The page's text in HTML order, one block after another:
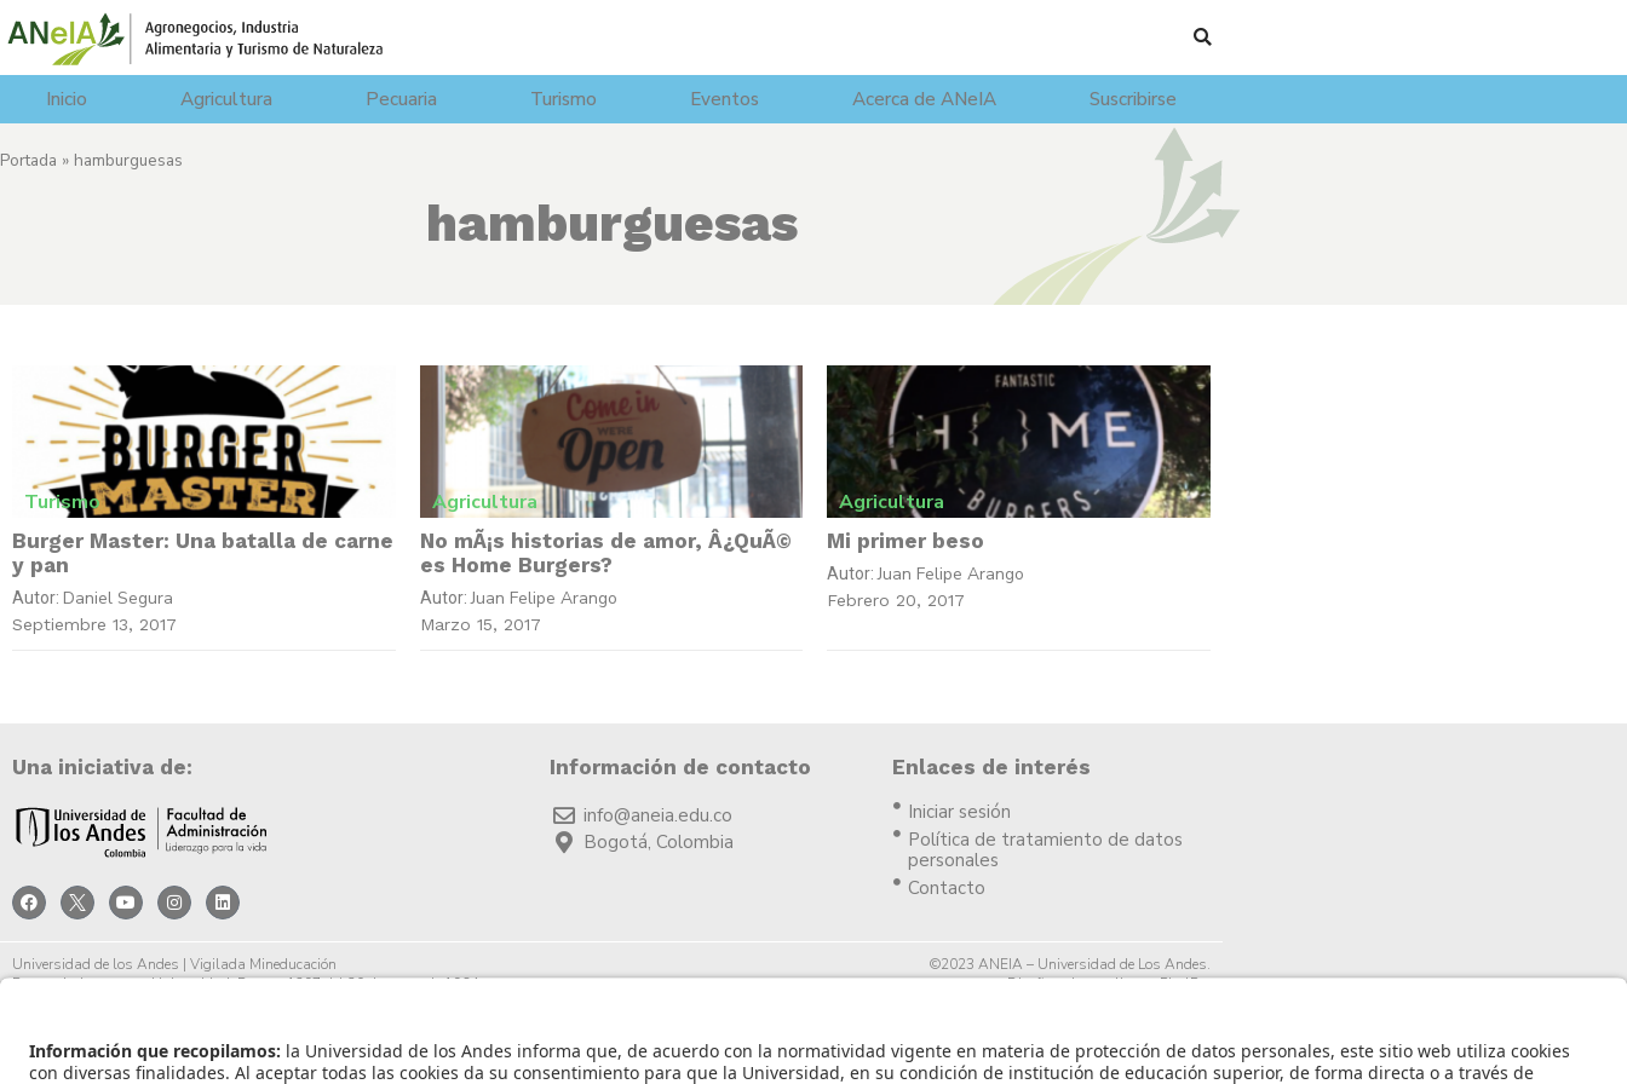
Inicio Agricultura Pecuaria Turismo Eventos Acerca de ANeIA Suscribirse
Portada » hamburguesas
hamburguesas
Turismo
Burger Master: Una batalla de carne
y pan
Autor: Daniel Segura
Septiembre 13, 2017
Agricultura
No mÃ¡s historias de amor, Â¿QuÃ©
es Home Burgers?
Autor: Juan Felipe Arango
Marzo 15, 2017
Agricultura
Mi primer beso
Autor: Juan Felipe Arango
Febrero 20, 2017
Una iniciativa de:
Información de contacto
info@aneia.edu.co
Bogotá, Colombia
Enlaces de interés
Iniciar sesión
Política de tratamiento de datos
personales
Contacto
Universidad de los Andes | Vigilada Mineducación
Reconocimiento como Universidad: Decreto 1297 del 30 de mayo de 1964.
©2023 ANEIA – Universidad de Los Andes.
Diseño y desarrollo por PixelPro